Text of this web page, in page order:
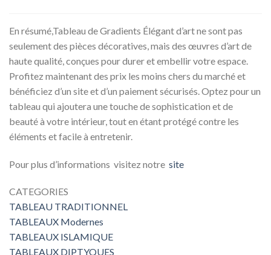
En résumé,Tableau de Gradients Élégant d’art ne sont pas
seulement des pièces décoratives, mais des œuvres d’art de
haute qualité, conçues pour durer et embellir votre espace.
Profitez maintenant des prix les moins chers du marché et
bénéficiez d’un site et d’un paiement sécurisés. Optez pour un
tableau qui ajoutera une touche de sophistication et de
beauté à votre intérieur, tout en étant protégé contre les
éléments et facile à entretenir.
Pour plus d’informations visitez notre site
CATEGORIES
TABLEAU TRADITIONNEL
TABLEAUX Modernes
TABLEAUX ISLAMIQUE
TABLEAUX DIPTYQUES